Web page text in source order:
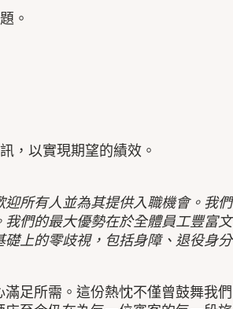
。
，以實現期望的績效。
所有人並為其提供入職機會。我們
們的最大優勢在於全體員工豐富文
上的零歧視，包括身障、退役身分
足所需。這份熱忱不僅曾鼓舞我們